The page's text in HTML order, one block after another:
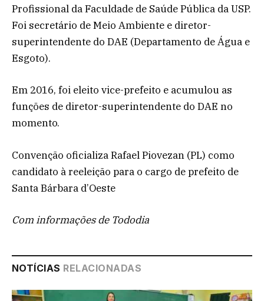
Profissional da Faculdade de Saúde Pública da USP.
Foi secretário de Meio Ambiente e diretor-
superintendente do DAE (Departamento de Água e
Esgoto).
Em 2016, foi eleito vice-prefeito e acumulou as
funções de diretor-superintendente do DAE no
momento.
Convenção oficializa Rafael Piovezan (PL) como
candidato à reeleição para o cargo de prefeito de
Santa Bárbara d’Oeste
Com informações de Tododia
NOTÍCIAS RELACIONADAS